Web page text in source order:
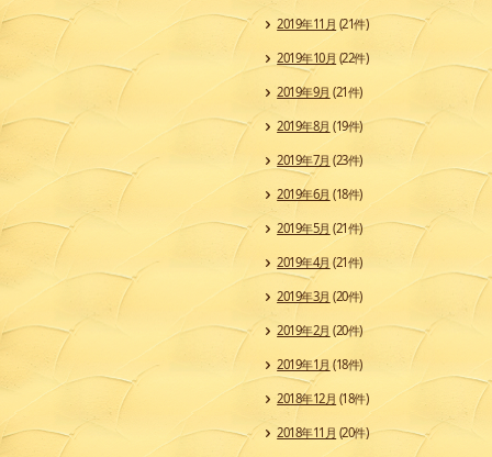
2019年11月 (21件)
2019年10月 (22件)
2019年9月 (21件)
2019年8月 (19件)
2019年7月 (23件)
2019年6月 (18件)
2019年5月 (21件)
2019年4月 (21件)
2019年3月 (20件)
2019年2月 (20件)
2019年1月 (18件)
2018年12月 (18件)
2018年11月 (20件)